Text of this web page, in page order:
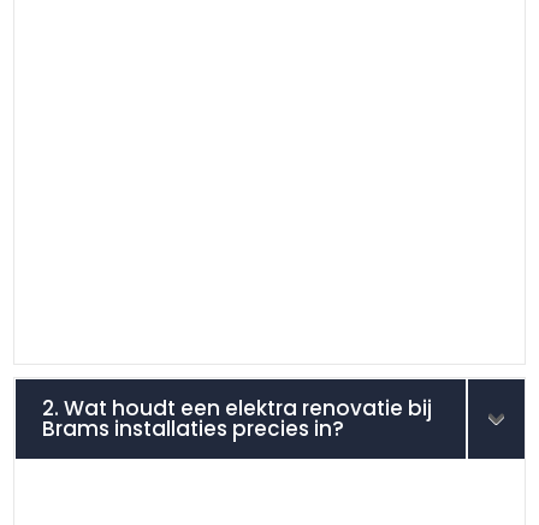
2. Wat houdt een elektra renovatie bij
Brams installaties precies in?